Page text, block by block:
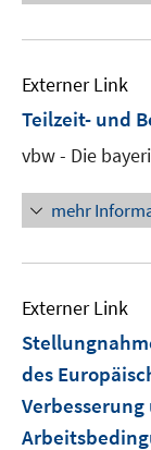
Externer Link
Teilzeit- und
vbw - Die
mehr
Externer Link
des